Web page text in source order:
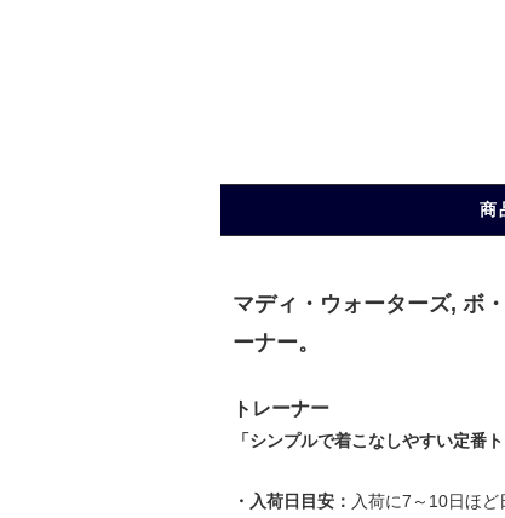
商
マディ・ウォーターズ, ボ
ーナー。
トレーナー
「シンプルで着こなしやすい定番
・入荷日目安： 入荷に7～10日ほど